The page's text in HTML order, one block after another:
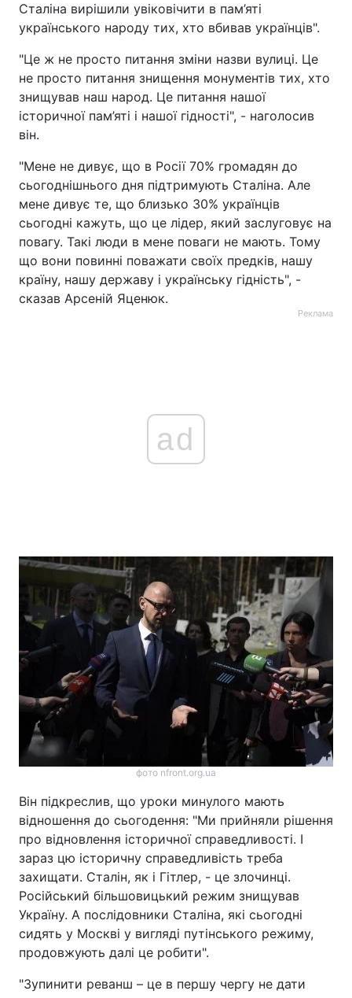
Сталіна вирішили увіковічити в пам’яті
українського народу тих, хто вбивав українців".
"Це ж не просто питання зміни назви вулиці. Це
не просто питання знищення монументів тих, хто
знищував наш народ. Це питання нашої
історичної пам’яті і нашої гідності", - наголосив
він.
"Мене не дивує, що в Росії 70% громадян до
сьогоднішнього дня підтримують Сталіна. Але
мене дивує те, що близько 30% українців
сьогодні кажуть, що це лідер, який заслуговує на
повагу. Такі люди в мене поваги не мають. Тому
що вони повинні поважати своїх предків, нашу
країну, нашу державу і українську гідність", -
сказав Арсеній Яценюк.
Реклама
ad
фото nfront.org.ua
Він підкреслив, що уроки минулого мають
відношення до сьогодення: "Ми прийняли рішення
про відновлення історичної справедливості. І
зараз цю історичну справедливість треба
захищати. Сталін, як і Гітлер, - це злочинці.
Російський більшовицький режим знищував
Україну. А послідовники Сталіна, які сьогодні
сидять у Москві у вигляді путінського режиму,
продовжують далі це робити".
"Зупинити реванш – це в першу чергу не дати